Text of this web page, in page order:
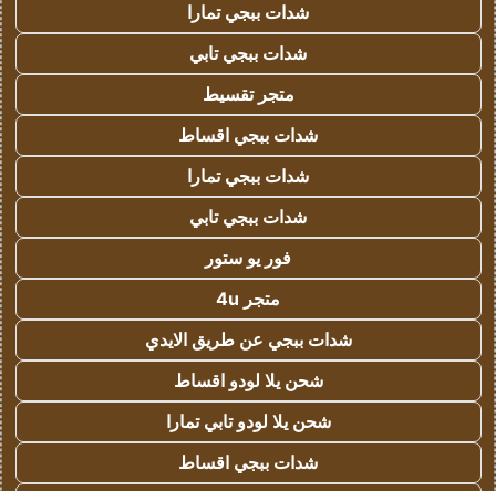
شدات ببجي تمارا
شدات ببجي تابي
متجر تقسيط
شدات ببجي اقساط
شدات ببجي تمارا
شدات ببجي تابي
فور يو ستور
متجر 4u
شدات ببجي عن طريق الايدي
شحن يلا لودو اقساط
شحن يلا لودو تابي تمارا
شدات ببجي اقساط